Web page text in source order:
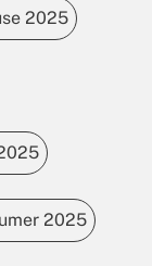
2025
2025